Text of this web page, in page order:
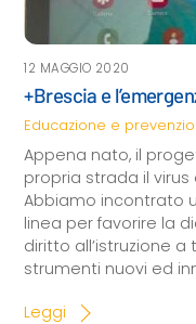
12 MAGGIO 2020
+Brescia e
Educazione e
Appena nato, il
propria strada il
Abbiamo incontrato
linea per favorire la
diritto all’istruzione
strumenti nuovi ed
Leggi